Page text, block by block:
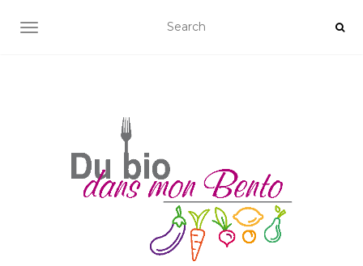
AFFICHER/MASQUER LA NAVIGATION